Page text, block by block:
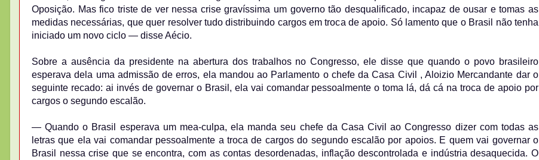
Oposição. Mas fico triste de ver nessa crise gravíssima um governo tão desqualificado, incapaz de ousar e tomas as
medidas necessárias, que quer resolver tudo distribuindo cargos em troca de apoio. Só lamento que o Brasil não tenha
iniciado um novo ciclo — disse Aécio.
Sobre a ausência da presidente na abertura dos trabalhos no Congresso, ele disse que quando o povo brasileiro
esperava dela uma admissão de erros, ela mandou ao Parlamento o chefe da Casa Civil , Aloizio Mercandante dar o
seguinte recado: ai invés de governar o Brasil, ela vai comandar pessoalmente o toma lá, dá cá na troca de apoio por
cargos o segundo escalão.
— Quando o Brasil esperava um mea-culpa, ela manda seu chefe da Casa Civil ao Congresso dizer com todas as
letras que ela vai comandar pessoalmente a troca de cargos do segundo escalão por apoios. E quem vai governar o
Brasil nessa crise que se encontra, com as contas desordenadas, inflação descontrolada e indústria desaquecida. O